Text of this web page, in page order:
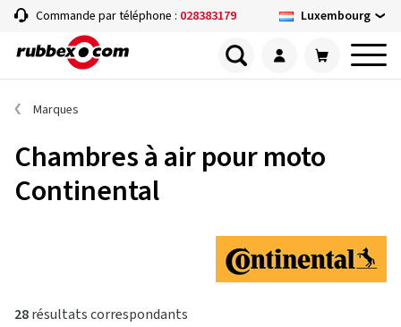
Commande par téléphone : 028383179 Luxembourg
Marques
Chambres à air pour moto
Continental
28résultats correspondants